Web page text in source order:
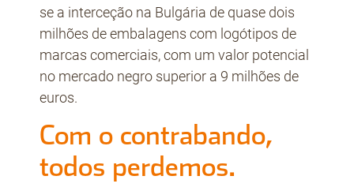
se a interceção na Bulgária de quase dois
milhões de embalagens com logótipos de
marcas comerciais, com um valor potencial
no mercado negro superior a 9 milhões de
euros.
Com o contrabando,
todos perdemos.